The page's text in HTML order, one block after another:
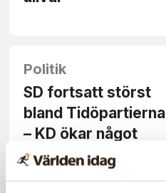
Politik
SD fortsatt störst
bland Tidöpartierna
– KD ökar något